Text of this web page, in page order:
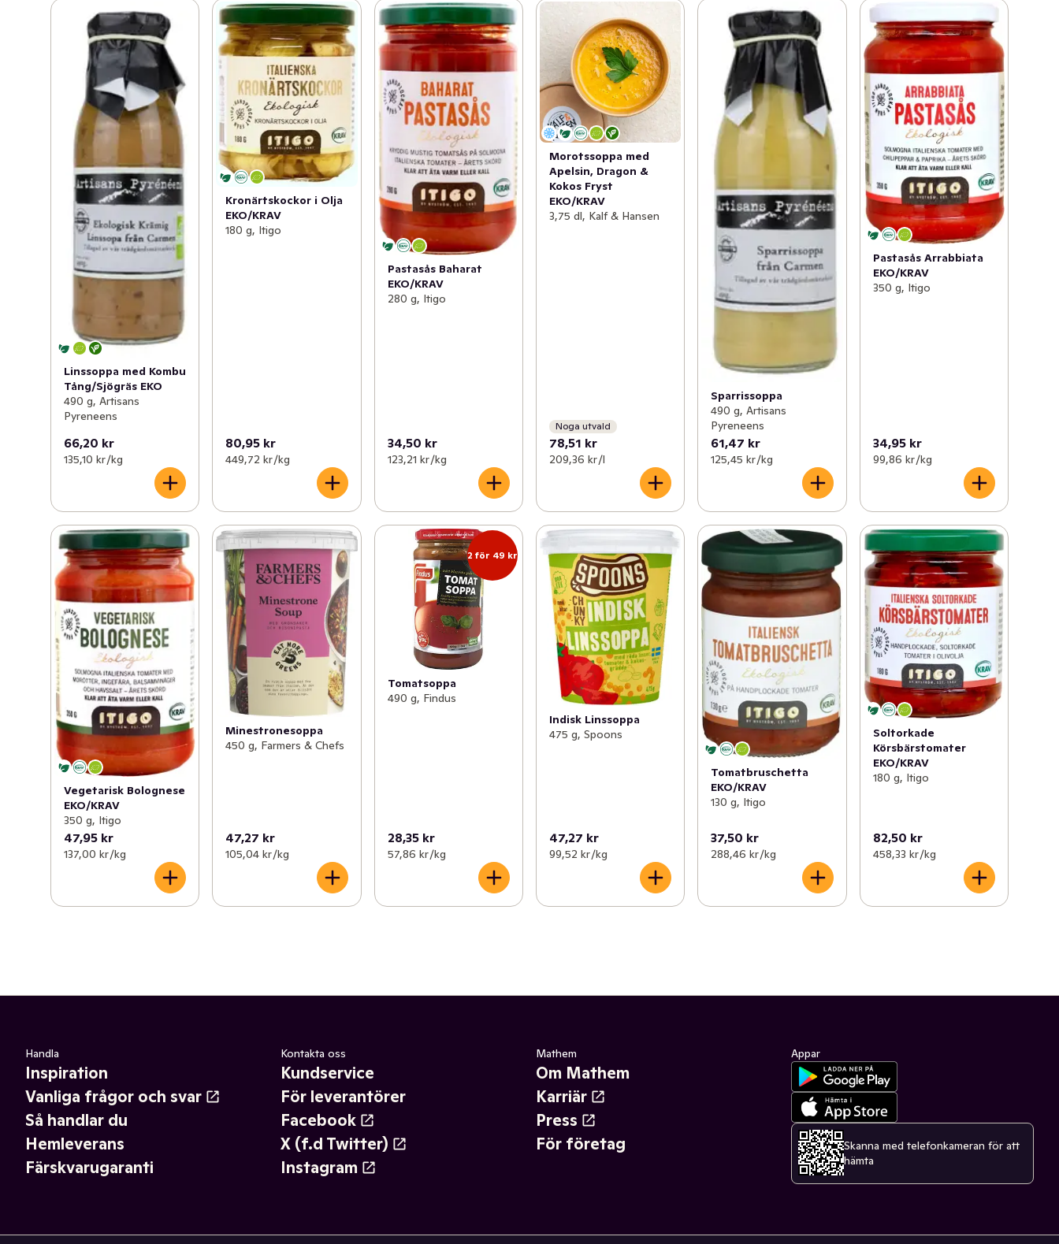
Linssoppa med Kombu
Tång/Sjögräs EKO
490 g, Artisans
Pyreneens
66,20 kr
135,10 kr /kg
Kronärtskockor i Olja
EKO/KRAV
180 g, Itigo
80,95 kr
449,72 kr /kg
Pastasås Baharat
EKO/KRAV
280 g, Itigo
34,50 kr
123,21 kr /kg
Morotssoppa med
Apelsin, Dragon &
Kokos Fryst
EKO/KRAV
3,75 dl, Kalf & Hansen
Noga utvald
78,51 kr
209,36 kr /l
Sparrissoppa
490 g, Artisans
Pyreneens
61,47 kr
125,45 kr /kg
Pastasås Arrabbiata
EKO/KRAV
350 g, Itigo
34,95 kr
99,86 kr /kg
Vegetarisk Bolognese
EKO/KRAV
350 g, Itigo
47,95 kr
137,00 kr /kg
Minestronesoppa
450 g, Farmers & Chefs
47,27 kr
105,04 kr /kg
2 för 49 kr
Tomatsoppa
490 g, Findus
28,35 kr
57,86 kr /kg
Indisk Linssoppa
475 g, Spoons
47,27 kr
99,52 kr /kg
Tomatbruschetta
EKO/KRAV
130 g, Itigo
37,50 kr
288,46 kr /kg
Soltorkade
Körsbärstomater
EKO/KRAV
180 g, Itigo
82,50 kr
458,33 kr /kg
Handla
Inspiration
Vanliga frågor och svar
Så handlar du
Hemleverans
Färskvarugaranti
Kontakta oss
Kundservice
För leverantörer
Facebook
X (f.d Twitter)
Instagram
Mathem
Om Mathem
Karriär
Press
För företag
Appar
Skanna med telefonkameran för att
hämta